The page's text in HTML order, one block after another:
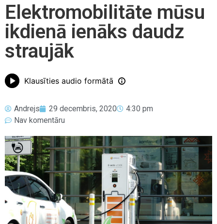
Elektromobilitāte mūsu
ikdienā ienāks daudz
straujāk
Klausīties audio formātā
Andrejs 29 decembris, 2020
4:30 pm
Nav komentāru